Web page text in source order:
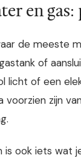
en
de meeste
of
licht of een
voorzien zijn
is ook iets wat